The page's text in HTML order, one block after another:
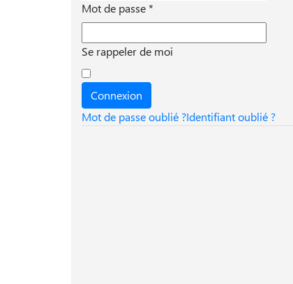
Mot de passe*
Se rappeler de moi
Connexion
Mot de passe oublié ?Identifiant oublié ?